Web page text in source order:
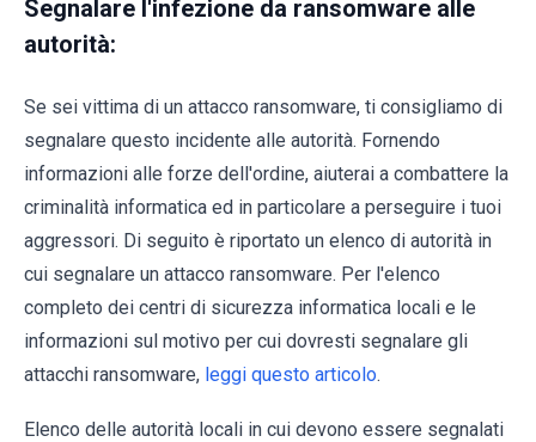
Segnalare l'infezione da ransomware alle
autorità:
Se sei vittima di un attacco ransomware, ti consigliamo di
segnalare questo incidente alle autorità. Fornendo
informazioni alle forze dell'ordine, aiuterai a combattere la
criminalità informatica ed in particolare a perseguire i tuoi
aggressori. Di seguito è riportato un elenco di autorità in
cui segnalare un attacco ransomware. Per l'elenco
completo dei centri di sicurezza informatica locali e le
informazioni sul motivo per cui dovresti segnalare gli
attacchi ransomware, leggi questo articolo.
Elenco delle autorità locali in cui devono essere segnalati